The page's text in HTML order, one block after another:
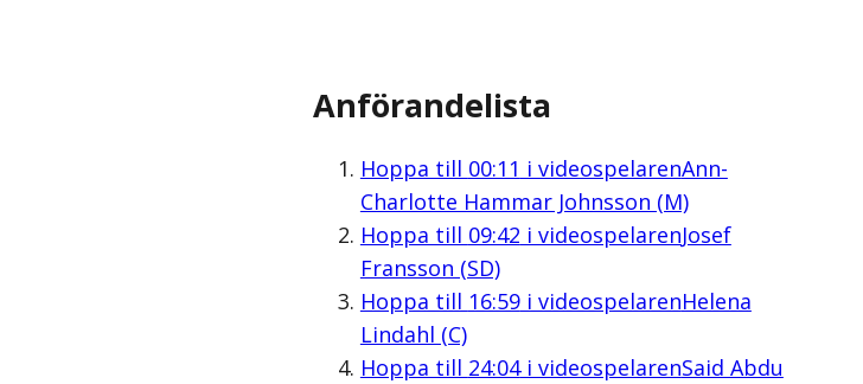
Anförandelista
Hoppa till 00:11 i videospelarenAnn-
Charlotte Hammar Johnsson (M)
Hoppa till 09:42 i videospelarenJosef
Fransson (SD)
Hoppa till 16:59i videospelarenHelena
Lindahl (C)
Hoppa till 24:04i videospelarenSaid Abdu